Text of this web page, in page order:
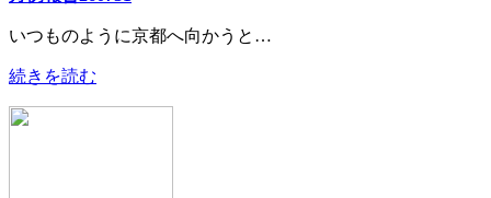
いつものように京都へ向かうと…
続きを読む